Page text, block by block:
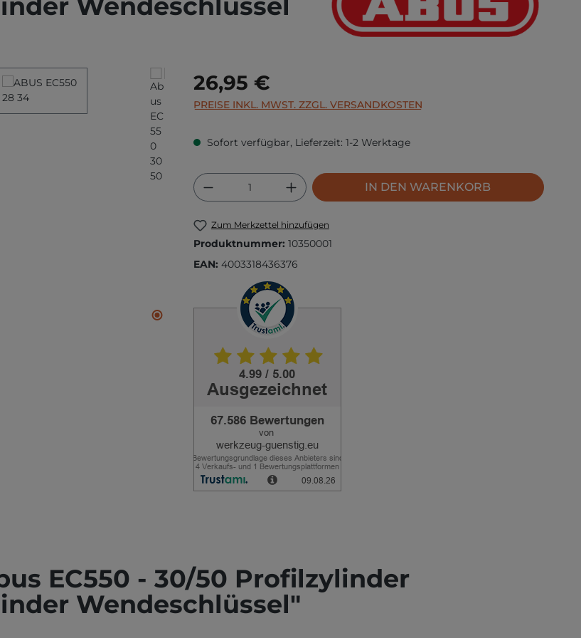
Regulärer Preis:
26,95 €
PREISE INKL. MWST. ZZGL. VERSANDKOSTEN
Sofort verfügbar, Lieferzeit: 1-2 Werktage
Produkt Anzahl: Gib den gewünschten Wert
IN DEN WARENKORB
Zum Merkzettel hinzufügen
Produktnummer: 10350001
EAN: 4003318436376
EC550 - 30/50 Profilzylinder
Wendeschlüssel"